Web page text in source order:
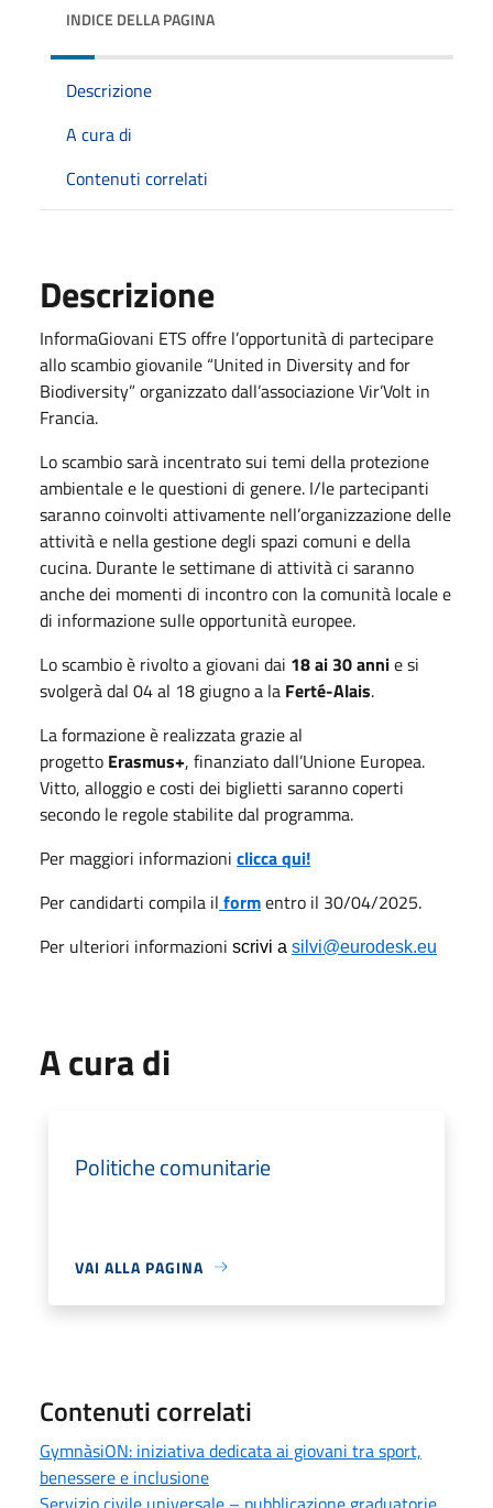
INDICE DELLA PAGINA
Descrizione
A cura di
Contenuti correlati
Descrizione
InformaGiovani ETS offre l’opportunità di partecipare
allo scambio giovanile “United in Diversity and for
Biodiversity” organizzato dall’associazione Vir’Volt in
Francia.
Lo scambio sarà incentrato sui temi della protezione
ambientale e le questioni di genere. I/le partecipanti
saranno coinvolti attivamente nell’organizzazione delle
attività e nella gestione degli spazi comuni e della
cucina. Durante le settimane di attività ci saranno
anche dei momenti di incontro con la comunità locale e
di informazione sulle opportunità europee.
Lo scambio è rivolto a giovani dai 18 ai 30 annie si
svolgerà dal 04 al 18 giugno a la Ferté-Alais.
La formazione è realizzata grazie al
progetto Erasmus+, finanziato dall’Unione Europea.
Vitto, alloggio e costi dei biglietti saranno coperti
secondo le regole stabilite dal programma.
Per maggiori informazioni clicca qui!
Per candidarti compila il formentro il 30/04/2025.
Per ulteriori informazioni scrivi a silvi@eurodesk.eu
A cura di
Politiche comunitarie
VAI ALLA PAGINA
Contenuti correlati
GymnàsiON: iniziativa dedicata ai giovani tra sport,
benessere e inclusione